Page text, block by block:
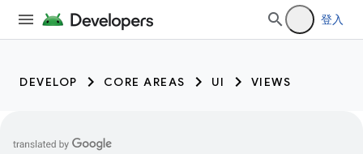
登入
DEVELOP CORE AREAS UI VIEWS